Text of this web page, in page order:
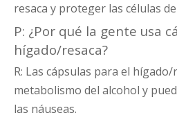
resaca y proteger las células
P: ¿Por qué la gente usa
hígado/resaca?
R: Las cápsulas para el
metabolismo del alcohol y
las náuseas.